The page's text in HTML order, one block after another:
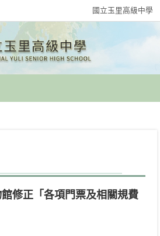
國立玉里高級中學
修正「各項門票及相關規費